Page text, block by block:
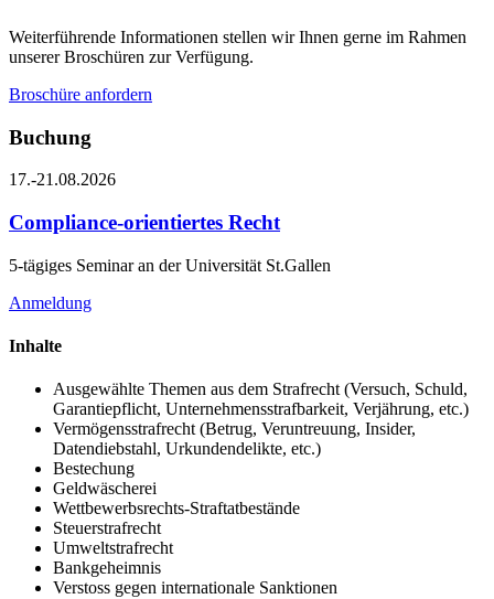
Weiterführende Informationen stellen wir Ihnen gerne im Rahmen
unserer Broschüren zur Verfügung.
Broschüre anfordern
Buchung
17.-21.08.2026
Compliance-orientiertes Recht
5-tägiges Seminar an der Universität St.Gallen
Anmeldung
Inhalte
Ausgewählte Themen aus dem Strafrecht (Versuch, Schuld,
Garantiepflicht, Unternehmensstrafbarkeit, Verjährung, etc.)
Vermögensstrafrecht (Betrug, Veruntreuung, Insider,
Datendiebstahl, Urkundendelikte, etc.)
Bestechung
Geldwäscherei
Wettbewerbsrechts-Straftatbestände
Steuerstrafrecht
Umweltstrafrecht
Bankgeheimnis
Verstoss gegen internationale Sanktionen